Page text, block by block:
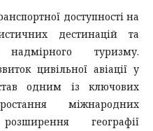
доступності на
дестинацій та
туризму.
цивільної авіації у
одним із ключових
міжнародних
географії